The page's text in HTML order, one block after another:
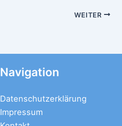
WEITER
Navigation
Datenschutzerklärung
Impressum